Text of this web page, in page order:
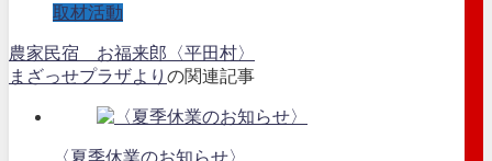
取材活動
農家民宿 お福来郎〈平田村〉
まざっせプラザより の関連記事
〈夏季休業のお知らせ〉